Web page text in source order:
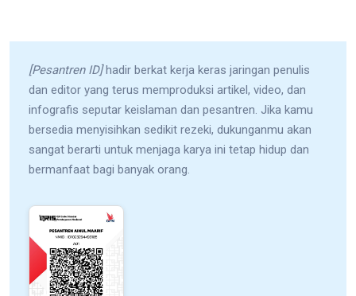
[Pesantren ID]hadir berkat kerja keras jaringan penulis
dan editor yang terus memproduksi artikel, video, dan
infografis seputar keislaman dan pesantren. Jika kamu
bersedia menyisihkan sedikit rezeki, dukunganmu akan
sangat berarti untuk menjaga karya ini tetap hidup dan
bermanfaat bagi banyak orang.